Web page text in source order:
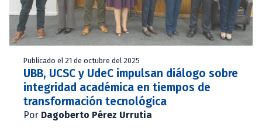
Publicado el 21 de octubre del 2025
UBB, UCSC y UdeC impulsan diálogo sobre
integridad académica en tiempos de
transformación tecnológica
Por Dagoberto Pérez Urrutia